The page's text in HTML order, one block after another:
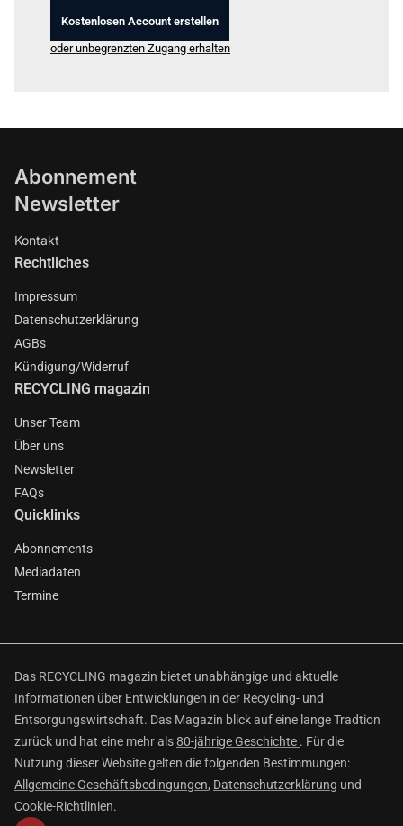
Kostenlosen Account erstellen
oder unbegrenzten Zugang erhalten
Abonnement
Newsletter
Kontakt
Rechtliches
Impressum
Datenschutzerklärung
AGBs
Kündigung/Widerruf
RECYCLING magazin
Unser Team
Über uns
Newsletter
FAQs
Quicklinks
Abonnements
Mediadaten
Termine
Das RECYCLING magazin bietet unabhängige und aktuelle
Informationen über Entwicklungen in der Recycling- und
Entsorgungswirtschaft. Das Magazin blick auf eine lange Tradtion
zurück und hat eine mehr als80-jährige Geschichte . Für die
Nutzung dieser Website gelten die folgenden Bestimmungen:
Allgemeine Geschäftsbedingungen, Datenschutzerklärung und
Cookie-Richtlinien.